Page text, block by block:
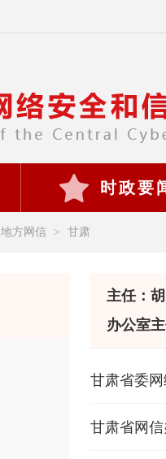
时政要
地方网信 > 甘肃
主任：
办公室
甘肃省委
甘肃省网